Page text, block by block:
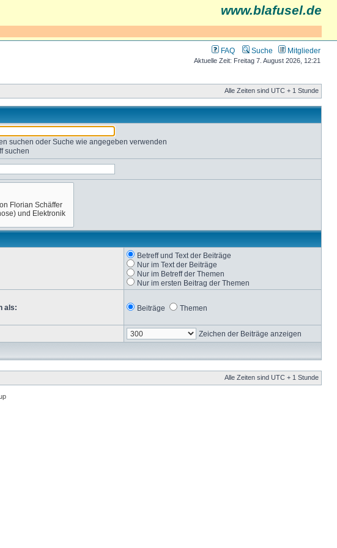
www.blafusel.de
FAQ Suche Mitglieder
Aktuelle Zeit: Freitag 7. August 2026, 12:21
Alle Zeiten sind UTC + 1 Stunde
suchen oder Suche wie angegeben verwenden
suchen
Betreff und Text der Beiträge
Nur im Text der Beiträge
Nur im Betreff der Themen
Nur im ersten Beitrag der Themen
als: Beiträge Themen
Zeichen der Beiträge anzeigen
Alle Zeiten sind UTC + 1 Stunde